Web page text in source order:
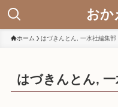
おか
ホーム はづきんとん, 一水社編集部
はづきんとん,